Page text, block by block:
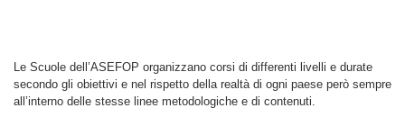
Le Scuole dell’ASEFOP organizzano corsi di differenti livelli e durate
secondo gli obiettivi e nel rispetto della realtà di ogni paese però sempre
all’interno delle stesse linee metodologiche e di contenuti.